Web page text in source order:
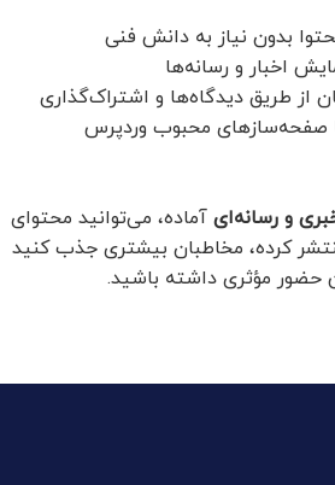
بدون نیاز به دانش فنی
اخبار و رسانه‌ها
از طریق دیدگاه‌ها و اشتراک‌گذاری
صفحه‌سازهای محبوب وردپرس
و رسانه‌ای آماده، می‌توانید محتوای
کرده، مخاطبان بیشتری جذب کنید
حضور مؤثری داشته باشید.